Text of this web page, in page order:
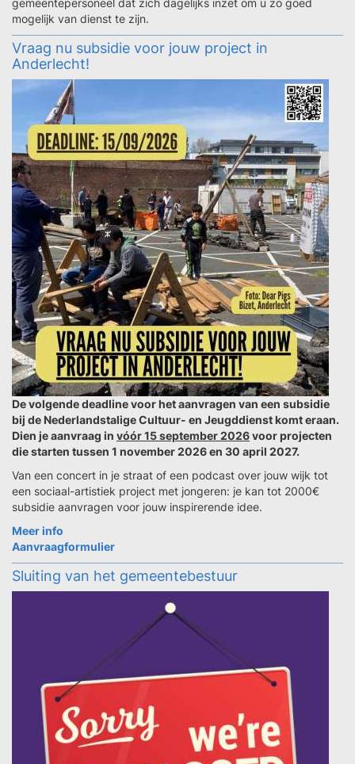
gemeentepersoneel dat zich dagelijks inzet om u zo goed
mogelijk van dienst te zijn.
Vraag nu subsidie voor jouw project in
Anderlecht!
De volgende deadline voor het aanvragen van een subsidie
bij de Nederlandstalige Cultuur- en Jeugddienst komt eraan.
Dien je aanvraag in vóór 15 september 2026voor projecten
die starten tussen 1 november 2026 en 30 april 2027.
Van een concert in je straat of een podcast over jouw wijk tot
een sociaal-artistiek project met jongeren: je kan tot 2000€
subsidie aanvragen voor jouw inspirerende idee.
Meer info
Aanvraagformulier
Sluiting van het gemeentebestuur